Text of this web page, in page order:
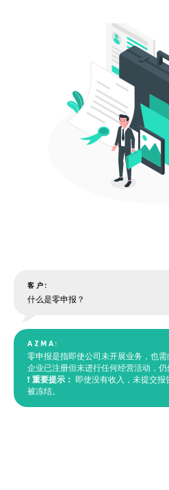
客户:
什么是零申报？
AZMA:
零申报是指即使公司未开展业务，也
企业已注册但未进行任何经营活动，仍
❗ 重要提示：
即使没有收入，未提交报
被冻结。